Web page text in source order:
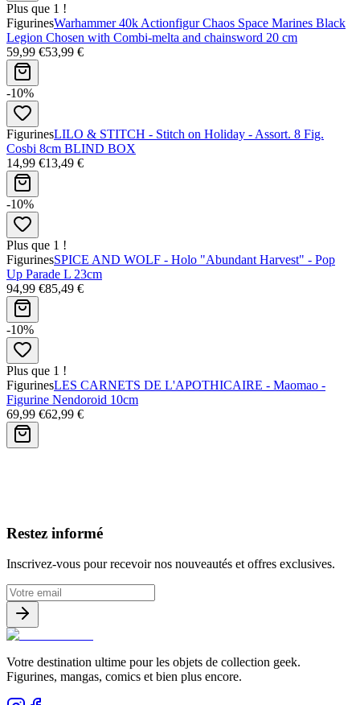
Plus que 1 !
FigurinesWarhammer 40k Actionfigur Chaos Space Marines Black
Legion Chosen with Combi-melta and chainsword 20 cm
59,99 €53,99 €
-10%
FigurinesLILO & STITCH - Stitch on Holiday - Assort. 8 Fig.
Cosbi 8cm BLIND BOX
14,99 €13,49 €
-10%
Plus que 1 !
FigurinesSPICE AND WOLF - Holo "Abundant Harvest" - Pop
Up Parade L 23cm
94,99 €85,49 €
-10%
Plus que 1 !
FigurinesLES CARNETS DE L'APOTHICAIRE - Maomao -
Figurine Nendoroid 10cm
69,99 €62,99 €
Restez informé
Inscrivez-vous pour recevoir nos nouveautés et offres exclusives.
Votre destination ultime pour les objets de collection geek.
Figurines, mangas, comics et bien plus encore.